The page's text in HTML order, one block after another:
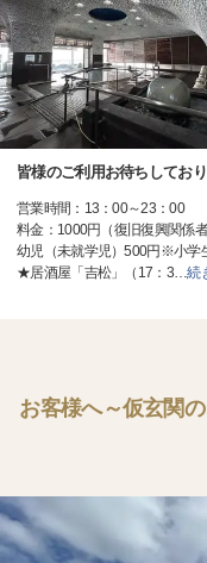
皆様のご利用お待ちしており
営業時間：13：00～23：00
料金：1000円（復旧復興関係
幼児（未就学児）500円※小学
★居酒屋「吉松」（17：3…続
お客様へ～仮玄関